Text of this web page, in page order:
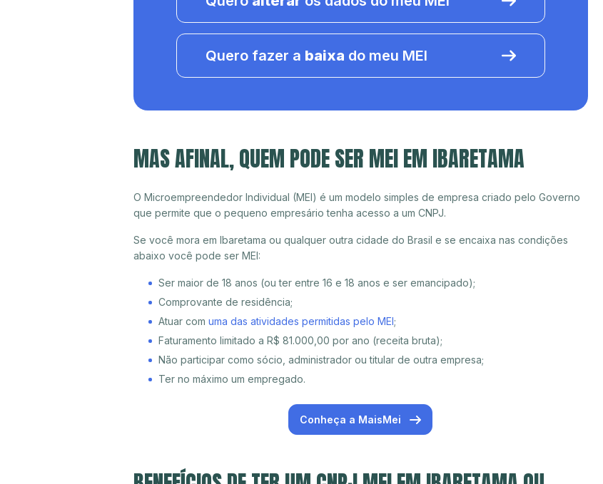
Quero fazer a baixa do meu MEI
MAS AFINAL, QUEM PODE SER MEI EM IBARETAMA
O Microempreendedor Individual (MEI) é um modelo simples de empresa criado pelo Governo
que permite que o pequeno empresário tenha acesso a um CNPJ.
Se você mora em Ibaretama ou qualquer outra cidade do Brasil e se encaixa nas condições
abaixo você pode ser MEI:
Ser maior de 18 anos (ou ter entre 16 e 18 anos e ser emancipado);
Comprovante de residência;
Atuar com uma das atividades permitidas pelo MEI;
Faturamento limitado a R$ 81.000,00 por ano (receita bruta);
Não participar como sócio, administrador ou titular de outra empresa;
Ter no máximo um empregado.
Conheça a MaisMei